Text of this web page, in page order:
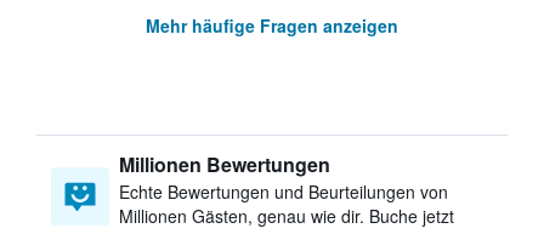
Mehr häufige Fragen anzeigen
Millionen Bewertungen
Echte Bewertungen und Beurteilungen von
Millionen Gästen, genau wie dir. Buche jetzt